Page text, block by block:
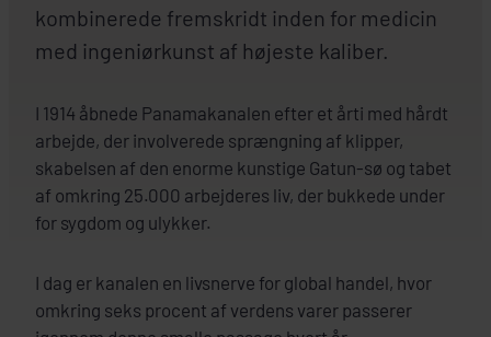
kombinerede fremskridt inden for medicin
med ingeniørkunst af højeste kaliber.
I 1914 åbnede Panamakanalen efter et årti med hårdt
arbejde, der involverede sprængning af klipper,
skabelsen af den enorme kunstige Gatun-sø og tabet
af omkring 25.000 arbejderes liv, der bukkede under
for sygdom og ulykker.
I dag er kanalen en livsnerve for global handel, hvor
omkring seks procent af verdens varer passerer